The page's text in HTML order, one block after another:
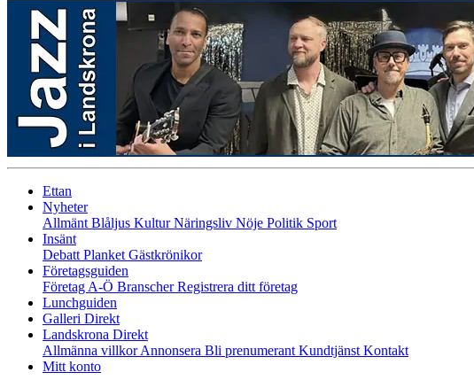
Ettan
Nyheter
Allmänt Blåljus KulturNäringsliv Nöje Politik Sport
Insänt
Debatt Planket Gästkrönikor
Företagsguiden
Företag A-Ö BranscherRegistrera ditt företag
Lunchguiden
Galleri Direkt
Landskrona Direkt
Allmänna villkorAnnonsera Bli prenumerant Kundtjänst Kontakt
Mitt konto